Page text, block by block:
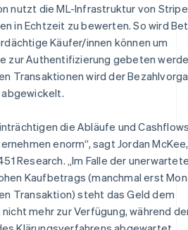
nutzt die ML-Infrastruktur von Stripe
in Echtzeit zu bewerten. So wird
Käufer/innen können um
zur Authentifizierung gebeten
Transaktionen wird der
die Abläufe und
enorm“, sagt Jordan McKee,
Research. „Im Falle der
Kaufbetrags (manchmal erst
Transaktion) steht das Geld dem
mehr zur Verfügung, während
English